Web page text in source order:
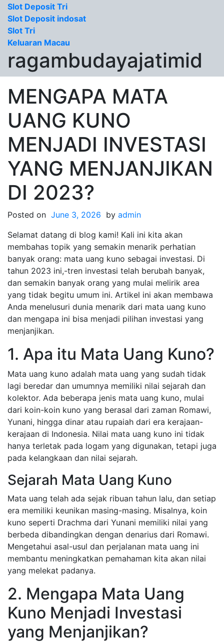
Slot Deposit Tri
Slot Deposit indosat
Slot Tri
Keluaran Macau
ragambudayajatimid
MENGAPA MATA
UANG KUNO
MENJADI INVESTASI
YANG MENJANJIKAN
DI 2023?
Posted on June 3, 2026 by admin
Selamat datang di blog kami! Kali ini kita akan
membahas topik yang semakin menarik perhatian
banyak orang: mata uang kuno sebagai investasi. Di
tahun 2023 ini,-tren investasi telah berubah banyak,
dan semakin banyak orang yang mulai melirik area
yang tidak begitu umum ini. Artikel ini akan membawa
Anda menelusuri dunia menarik dari mata uang kuno
dan mengapa ini bisa menjadi pilihan investasi yang
menjanjikan.
1. Apa itu Mata Uang Kuno?
Mata uang kuno adalah mata uang yang sudah tidak
lagi beredar dan umumnya memiliki nilai sejarah dan
kolektor. Ada beberapa jenis mata uang kuno, mulai
dari koin-koin kuno yang berasal dari zaman Romawi,
Yunani, hingga dinar atau rupaiah dari era kerajaan-
kerajaan di Indonesia. Nilai mata uang kuno ini tidak
hanya terletak pada logam yang digunakan, tetapi juga
pada kelangkaan dan nilai sejarah.
Sejarah Mata Uang Kuno
Mata uang telah ada sejak ribuan tahun lalu, dan setiap
era memiliki keunikan masing-masing. Misalnya, koin
kuno seperti Drachma dari Yunani memiliki nilai yang
berbeda dibandingkan dengan denarius dari Romawi.
Mengetahui asal-usul dan perjalanan mata uang ini
membantu meningkatkan pemahaman kita akan nilai
yang melekat padanya.
2. Mengapa Mata Uang
Kuno Menjadi Investasi
yang Menjanjikan?